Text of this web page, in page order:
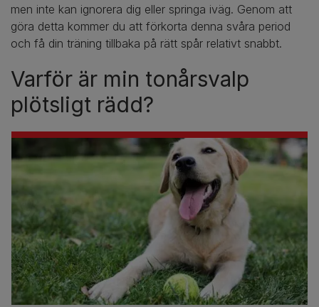
men inte kan ignorera dig eller springa iväg. Genom att
göra detta kommer du att förkorta denna svåra period
och få din träning tillbaka på rätt spår relativt snabbt.
Varför är min tonårsvalp
plötsligt rädd?